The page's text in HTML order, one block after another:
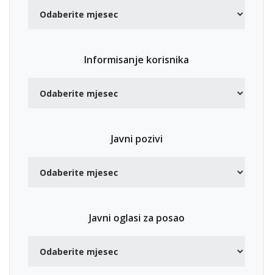
Informisanje korisnika
Javni pozivi
Javni oglasi za posao